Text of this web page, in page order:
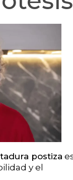
postiza
y el